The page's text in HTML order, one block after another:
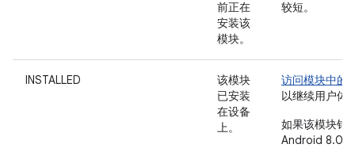
前正在
安装该
模块。
较短。
INSTALLED
该模块
已安装
在设备
上。
访问模块中的
以继续用户体
如果该模块针
Android 8.0（